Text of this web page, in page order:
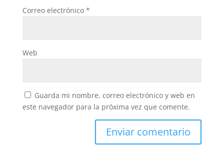
Correo electrónico *
Web
Guarda mi nombre, correo electrónico y web en
este navegador para la próxima vez que comente.